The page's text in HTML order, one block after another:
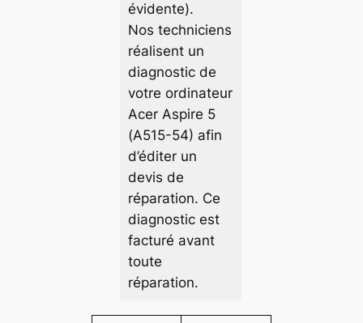
évidente).
Nos techniciens
réalisent un
diagnostic de
votre ordinateur
Acer Aspire 5
(A515-54) afin
d’éditer un
devis de
réparation. Ce
diagnostic est
facturé avant
toute
réparation.